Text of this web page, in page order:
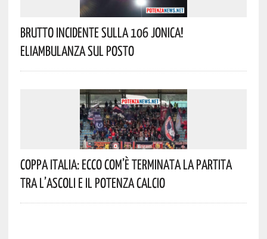
Brutto Incidente Sulla 106 Jonica!
Eliambulanza Sul Posto
Coppa Italia: Ecco Com’è Terminata La Partita
Tra L’Ascoli E Il Potenza Calcio